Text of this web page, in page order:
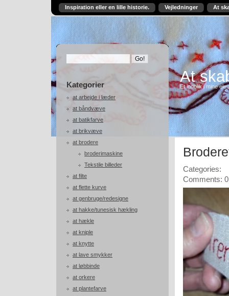
Inspiration eller en lille historie. Vejledninger At
Kategorier
at arbejde i læder
at båndvæve
at batikfarve
at brikvæve
at brodere
broderimaskine
Tekstile billeder
at filte
at flette kurve
at genbruge/redesigne
at hakke/tunesisk hækling
at hækle
at kniple
at knytte
at lave smykker
at løbbinde
at orkere
at plantefarve
At
Et indblik i mine
Categories:
Comments: 0